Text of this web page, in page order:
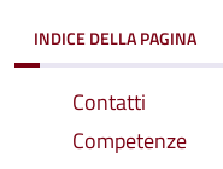
INDICE DELLA PAGINA
Contatti
Competenze